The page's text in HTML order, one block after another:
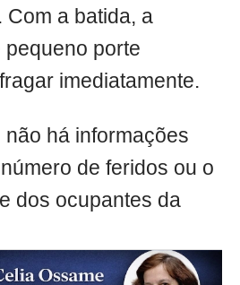
Com a batida, a
porte
imediatamente.
não há informações
de feridos ou o
dos ocupantes da